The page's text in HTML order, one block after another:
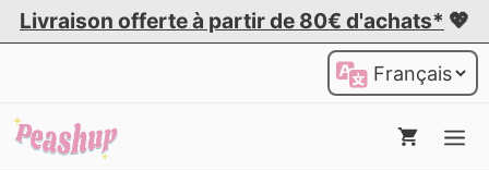
Aller
au
Livraison offerte à partir de 80€ d'achats* 💖
Choisir
une
langue